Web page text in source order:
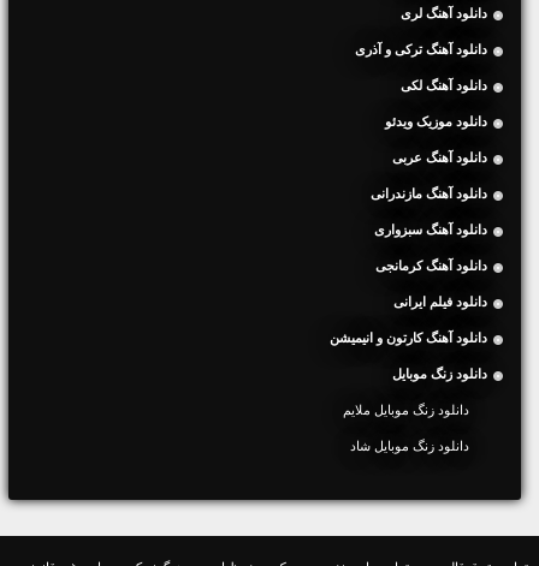
دانلود آهنگ لری
دانلود آهنگ ترکی و آذری
دانلود آهنگ لکی
دانلود موزیک ویدئو
دانلود آهنگ عربی
دانلود آهنگ مازندرانی
دانلود آهنگ سبزواری
دانلود آهنگ کرمانجی
دانلود فیلم ایرانی
دانلود آهنگ کارتون و انیمیشن
دانلود زنگ موبایل
دانلود زنگ موبایل ملایم
دانلود زنگ موبایل شاد